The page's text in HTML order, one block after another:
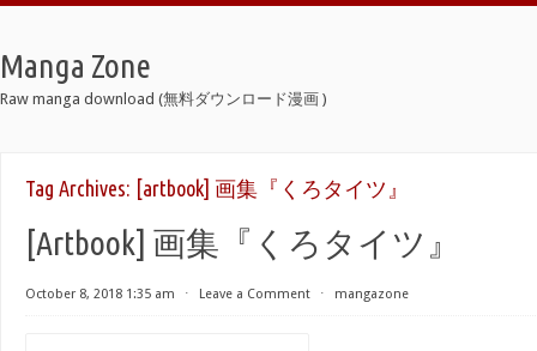
Manga Zone
Raw manga download (無料ダウンロード漫画 )
Tag Archives: [artbook] 画集『くろタイツ』
[Artbook] 画集『くろタイツ』
October 8, 2018 1:35 am ⋅ Leave a Comment ⋅ mangazone